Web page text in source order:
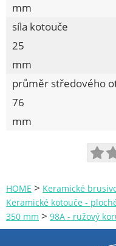
Pracovní oděvy
Kouřovina
mm
síla kotouče
25
mm
průměr středového
76
mm
HOME > Keramické
Keramické kotouče -
350 mm > 98A - ružový